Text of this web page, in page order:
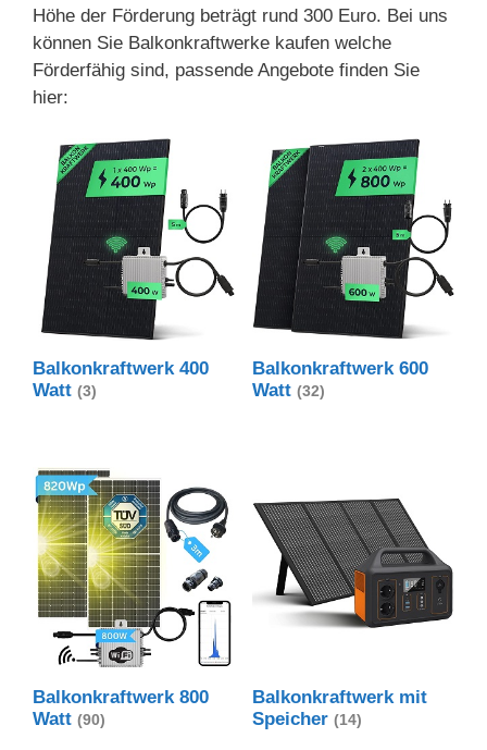
Höhe der Förderung beträgt rund 300 Euro. Bei uns
können Sie Balkonkraftwerke kaufen welche
Förderfähig sind, passende Angebote finden Sie
hier:
Balkonkraftwerk 400
Watt (3)
Balkonkraftwerk 600
Watt (32)
Balkonkraftwerk 800
Watt (90)
Balkonkraftwerk mit
Speicher (14)